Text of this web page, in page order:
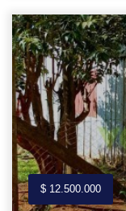
$ 12.500.000